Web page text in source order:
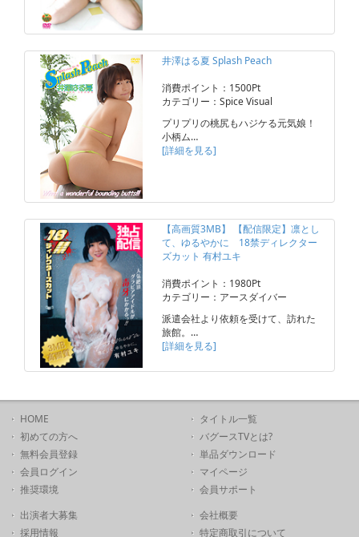
井澤はる夏 Splash Peach
消費ポイント：1500Pt
カテゴリー：Spice Visual
プリプリの桃尻もハジケる元気娘！
小柄ム…
[詳細を見る]
【高画質3MB】 【配信限定】凛とし
て、ゆるやかに 18禁ディレクター
ズカット 有村ユキ
消費ポイント：1980Pt
カテゴリー：アースダイバー
派遣会社より依頼を受けて、訪れた
旅館。…
[詳細を見る]
HOME
初めての方へ
無料会員登録
会員ログイン
推奨環境
タイトル一覧
バグースTVとは?
単品ダウンロード
マイページ
会員サポート
出演者大募集
採用情報
会社概要
特定商取引について